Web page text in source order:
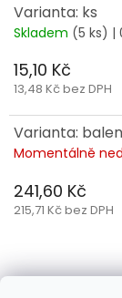
Varianta: ks
Skladem (5 ks) |
15,10 Kč
13,48 Kč bez DPH
Varianta:
Momentálně
241,60 Kč
215,71 Kč bez DPH
Z